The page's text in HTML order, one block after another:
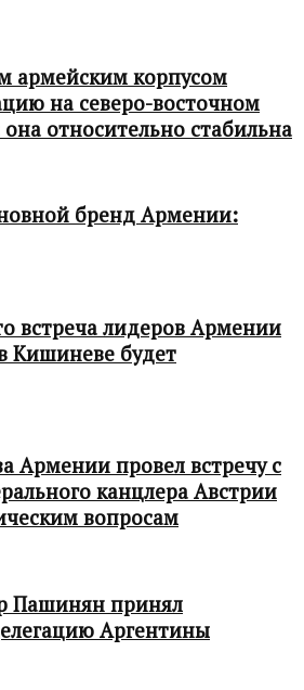
армейским корпусом
на северо-восточном
относительно стабильна
бренд Армении:
встреча лидеров Армении
Кишиневе будет
Армении провел встречу с
канцлера Австрии
вопросам
Пашинян принял
Аргентины